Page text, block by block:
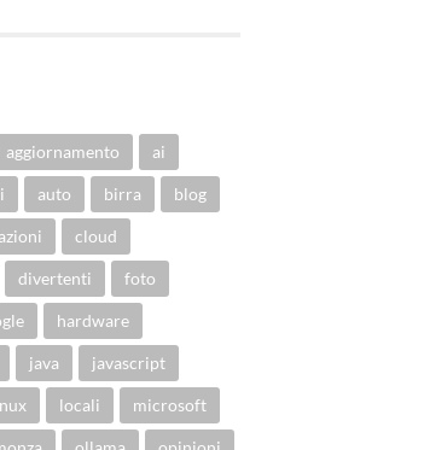
aggiornamento ai
auto birra blog
cloud
divertenti foto
hardware
java javascript
locali microsoft